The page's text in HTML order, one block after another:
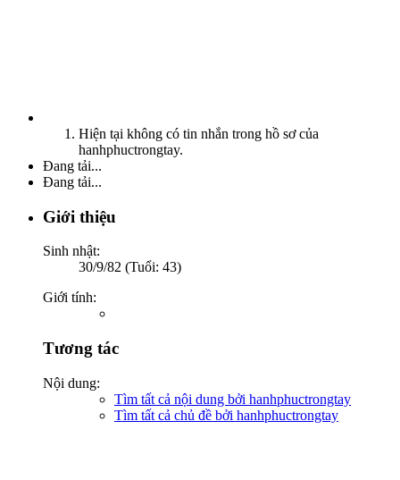
Hiện tại không có tin nhắn trong hồ sơ của
hanhphuctrongtay.
Đang tải...
Đang tải...
Giới thiệu
Sinh nhật:
30/9/82 (Tuổi: 43)
Giới tính:
Tương tác
Nội dung:
Tìm tất cả nội dung bởi hanhphuctrongtay
Tìm tất cả chủ đề bởi hanhphuctrongtay